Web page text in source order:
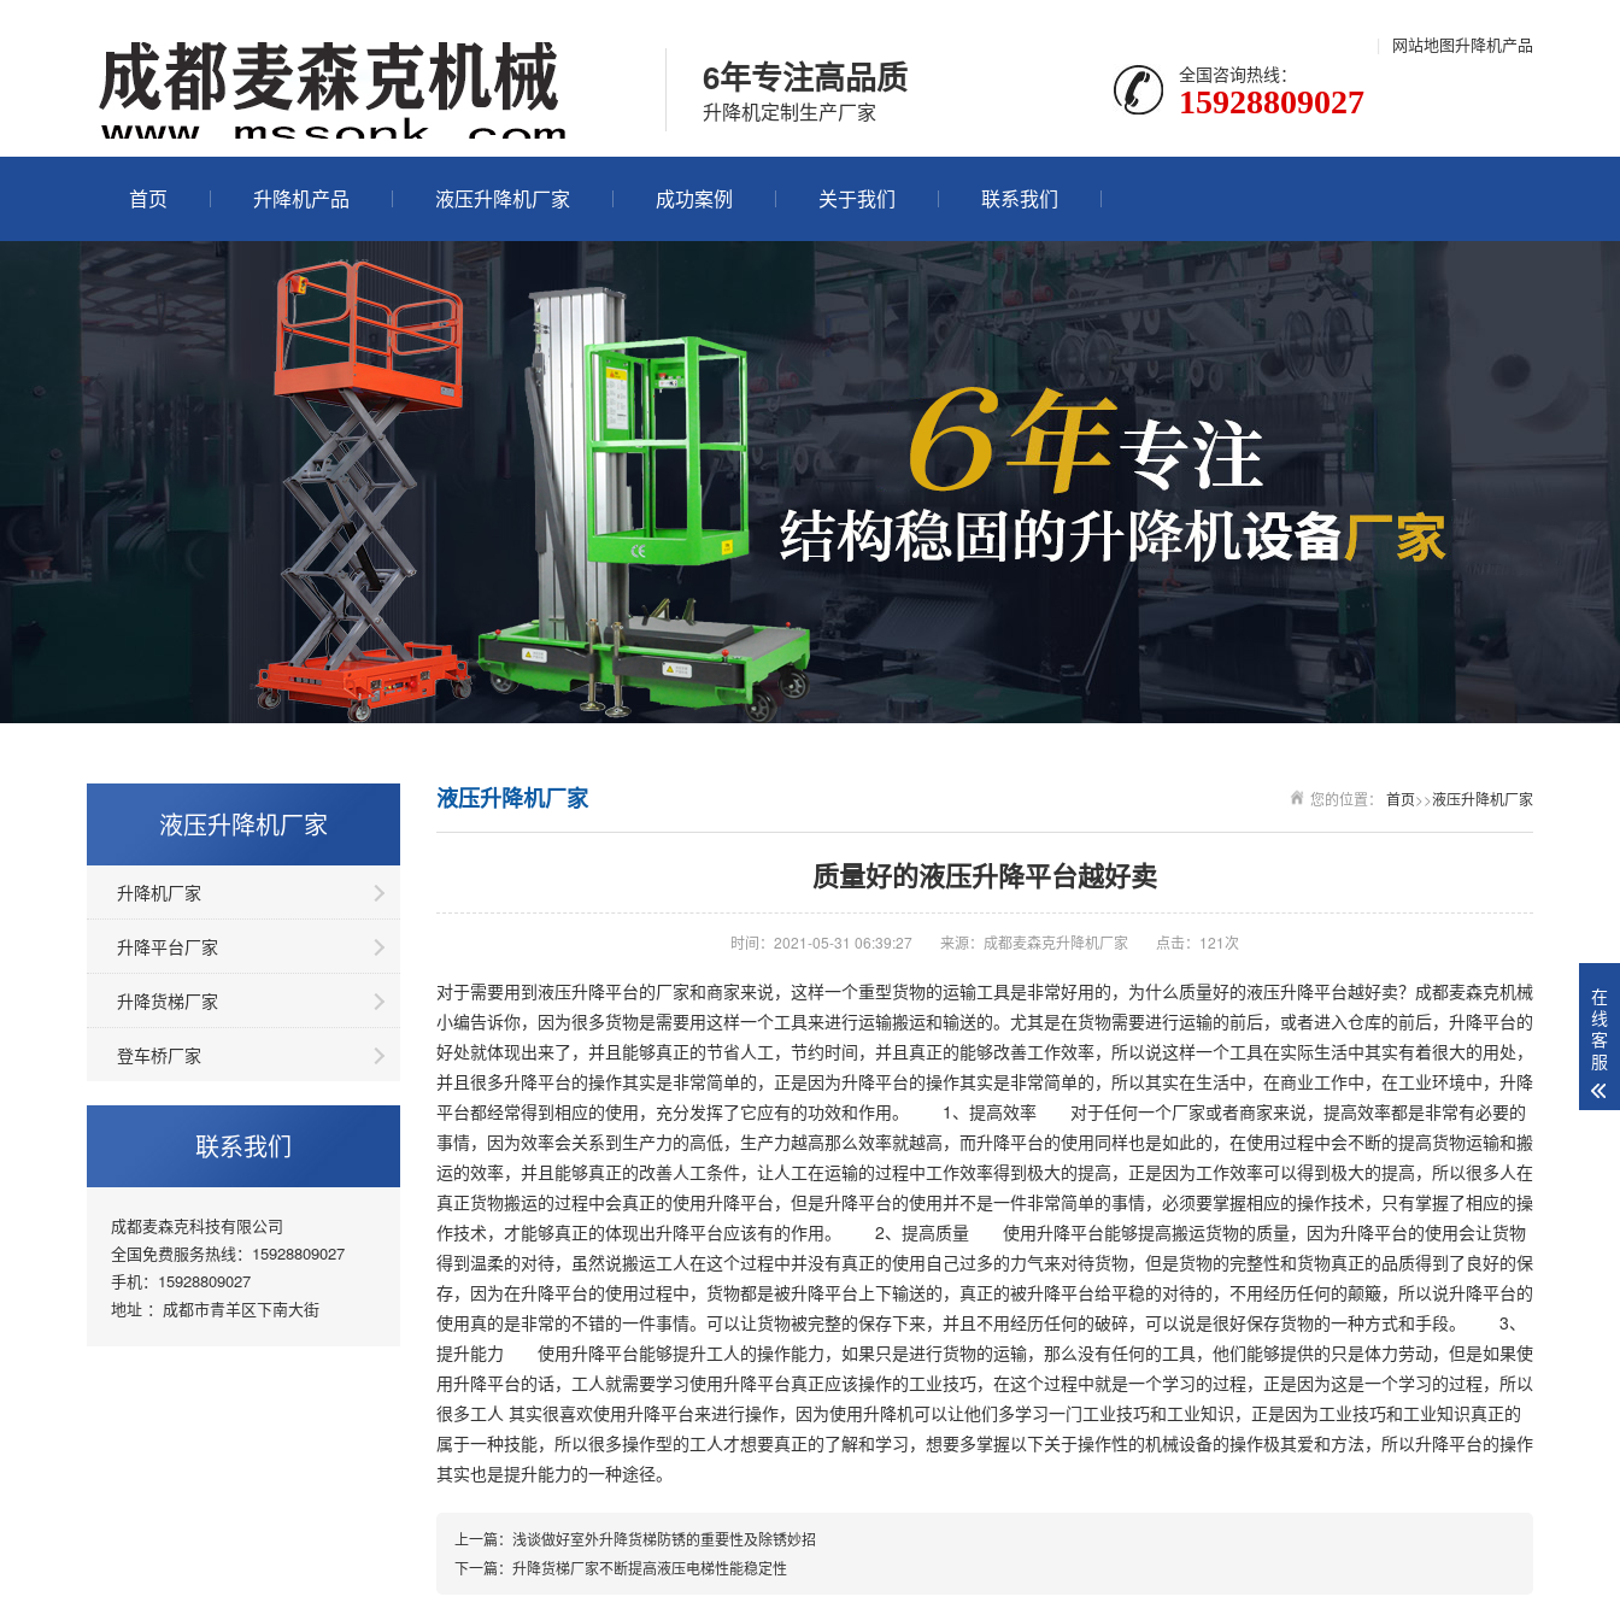
升降机产品
| 网站地图
6年专注高品质
升降机定制生产厂家
全国咨询热线：
15928809027
首页 升降机产品 液压升降机厂家 成功案例 关于我们 联系我们
液压升降机厂家
升降机厂家
升降平台厂家
升降货梯厂家
登车桥厂家
联系我们
成都麦森克科技有限公司
全国免费服务热线：15928809027
手机：15928809027
地址 ：成都市青羊区下南大街
您的位置： 首页>>液压升降机厂家
液压升降机厂家
质量好的液压升降平台越好卖
时间：2021-05-31 06:39:27 来源：成都麦森克升降机厂家 点击：121次
对于需要用到液压升降平台的厂家和商家来说，这样一个重型货物的运输工具是非常好用的，为什么质量好的液压升降平台越好卖？成都麦森克机械
小编告诉你，因为很多货物是需要用这样一个工具来进行运输搬运和输送的。尤其是在货物需要进行运输的前后，或者进入仓库的前后，升降平台的
好处就体现出来了，并且能够真正的节省人工，节约时间，并且真正的能够改善工作效率，所以说这样一个工具在实际生活中其实有着很大的用处，
并且很多升降平台的操作其实是非常简单的，正是因为升降平台的操作其实是非常简单的，所以其实在生活中，在商业工作中，在工业环境中，升降
平台都经常得到相应的使用，充分发挥了它应有的功效和作用。 1、提高效率 对于任何一个厂家或者商家来说，提高效率都是非常有必要的
事情，因为效率会关系到生产力的高低，生产力越高那么效率就越高，而升降平台的使用同样也是如此的，在使用过程中会不断的提高货物运输和搬
运的效率，并且能够真正的改善人工条件，让人工在运输的过程中工作效率得到极大的提高，正是因为工作效率可以得到极大的提高，所以很多人在
真正货物搬运的过程中会真正的使用升降平台，但是升降平台的使用并不是一件非常简单的事情，必须要掌握相应的操作技术，只有掌握了相应的操
作技术，才能够真正的体现出升降平台应该有的作用。 2、提高质量 使用升降平台能够提高搬运货物的质量，因为升降平台的使用会让货物
得到温柔的对待，虽然说搬运工人在这个过程中并没有真正的使用自己过多的力气来对待货物，但是货物的完整性和货物真正的品质得到了良好的保
存，因为在升降平台的使用过程中，货物都是被升降平台上下输送的，真正的被升降平台给平稳的对待的，不用经历任何的颠簸，所以说升降平台的
使用真的是非常的不错的一件事情。可以让货物被完整的保存下来，并且不用经历任何的破碎，可以说是很好保存货物的一种方式和手段。 3、
提升能力 使用升降平台能够提升工人的操作能力，如果只是进行货物的运输，那么没有任何的工具，他们能够提供的只是体力劳动，但是如果使
用升降平台的话，工人就需要学习使用升降平台真正应该操作的工业技巧，在这个过程中就是一个学习的过程，正是因为这是一个学习的过程，所以
很多工人 其实很喜欢使用升降平台来进行操作，因为使用升降机可以让他们多学习一门工业技巧和工业知识，正是因为工业技巧和工业知识真正的
属于一种技能，所以很多操作型的工人才想要真正的了解和学习，想要多掌握以下关于操作性的机械设备的操作极其爱和方法，所以升降平台的操作
其实也是提升能力的一种途径。
上一篇： 浅谈做好室外升降货梯防锈的重要性及除锈妙招
下一篇： 升降货梯厂家不断提高液压电梯性能稳定性
在
线
客
服